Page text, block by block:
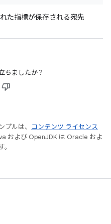
た指標が保存される宛先
ちましたか？
ルは、
コンテンツ ライセンス
および OpenJDK は Oracle およ